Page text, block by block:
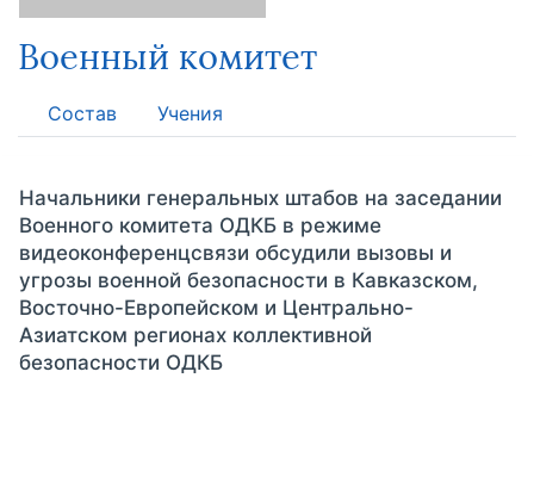
Военный комитет
Состав Учения
Начальники генеральных штабов на заседании
Военного комитета ОДКБ в режиме
видеоконференцсвязи обсудили вызовы и
угрозы военной безопасности в Кавказском,
Восточно-Европейском и Центрально-
Азиатском регионах коллективной
безопасности ОДКБ